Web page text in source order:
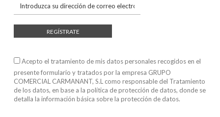
REGÍSTRATE
Acepto el tratamiento de mis datos personales recogidos en el
presente formulario y tratados por la empresa GRUPO
COMERCIAL CARMANANT, S.L como responsable del Tratamiento
de los datos, en base a la política de protección de datos, donde se
detalla la información básica sobre la protección de datos.